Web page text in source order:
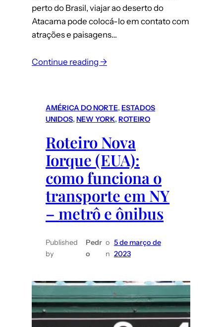
perto do Brasil, viajar ao deserto do
Atacama pode colocá-lo em contato com
atrações e paisagens…
Continue reading →:
Atacama
O
que
fazer
e
quanto
custam
os
AMÉRICA DO NORTE, ESTADOS
UNIDOS, NEW YORK, ROTEIRO
Roteiro Nova
Iorque (EUA):
como funciona o
transporte em NY
– metrô e ônibus
Published
by
Pedr
o
o
n
5 de março de
2023